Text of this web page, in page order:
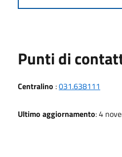
Punti di
Centralino :031.638111
Ultimo aggiornamento: 4